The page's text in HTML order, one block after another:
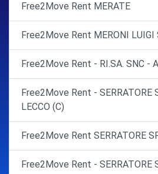
Free2Move Rent MERATE
Free2Move Rent MERONI LUIGI
Free2Move Rent - RI.SA. SNC -
Free2Move Rent - SERRATORE
LECCO (C)
Free2Move Rent SERRATORE
Free2Move Rent - SERRATORE